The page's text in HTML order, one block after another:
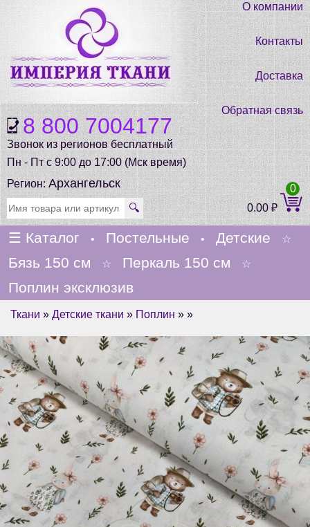
8 800 7004177
Звонок из регионов бесплатный
Пн - Пт с 9:00 до 17:00 (Мск время)
О компании
Контакты
Доставка
Обратная связь
Регион:Архангельск
🔍 0.00₽
0
☰ Каталог • Постельные • Детские ☆
Бязь 150 см ☆ Перкаль 150 см ☆
Поплин эксклюзив
Ткани » Детские ткани » Поплин » »